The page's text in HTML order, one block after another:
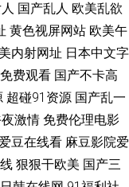
成人学院 亚洲天堂aV电
91香蕉第12页 黄色仓库
下载_高清首发 日韩精品
女优在线看 国产极品少
社区 97韩影网 九一处女
国产乱人 欧美乱欲
黄色视屏网站 欧美午
内射网址 日本中文字
费观看 国产不卡高
超碰91资源 国产乱一
激情 免费伦理电影
豆在线看 麻豆影院爱
狠狠干欧美 国产三